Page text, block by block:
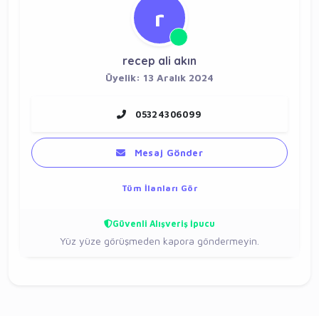
r
recep ali akın
Üyelik: 13 Aralık 2024
05324306099
Mesaj Gönder
Tüm İlanları Gör
Güvenli Alışveriş İpucu
Yüz yüze görüşmeden kapora göndermeyin.